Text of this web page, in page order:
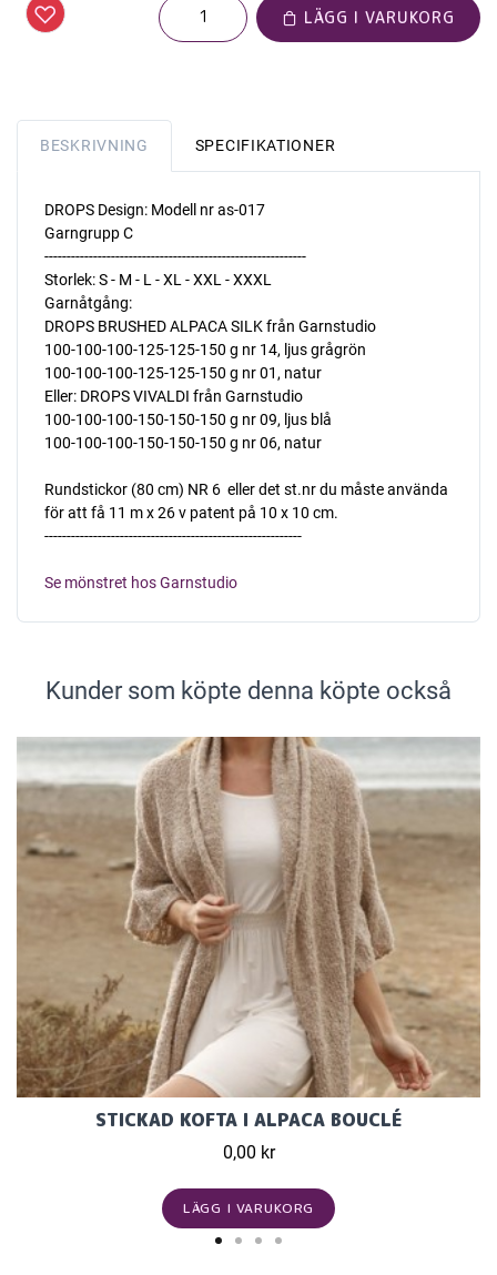
LÄGG I VARUKORG
BESKRIVNING SPECIFIKATIONER
DROPS Design: Modell nr as-017
Garngrupp C
-----------------------------------------------------------
Storlek: S - M - L - XL - XXL - XXXL
Garnåtgång:
DROPS BRUSHED ALPACA SILK från Garnstudio
100-100-100-125-125-150 g nr 14, ljus grågrön
100-100-100-125-125-150 g nr 01, natur
Eller: DROPS VIVALDI från Garnstudio
100-100-100-150-150-150 g nr 09, ljus blå
100-100-100-150-150-150 g nr 06, natur
Rundstickor (80 cm) NR 6  eller det st.nr du måste använda
för att få 11 m x 26 v patent på 10 x 10 cm.
----------------------------------------------------------
Se mönstret hos Garnstudio
Kunder som köpte denna köpte också
STICKAD KOFTA I ALPACA BOUCLÉ
0,00 kr
LÄGG I VARUKORG